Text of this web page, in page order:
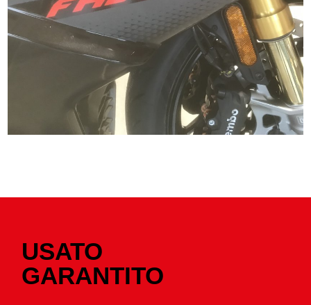
USATO
GARANTITO